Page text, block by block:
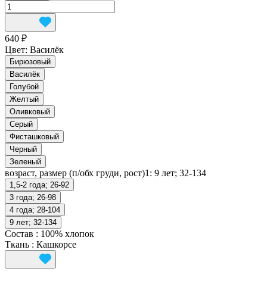
640 ₽
Цвет: Василёк
Бирюзовый
Василёк
Голубой
Желтый
Оливковый
Серый
Фисташковый
Черный
Зеленый
возраст, размер (п/обх груди, рост)1: 9 лет; 32-134
1,5-2 года; 26-92
3 года; 26-98
4 года; 28-104
9 лет; 32-134
Состав : 100% хлопок
Ткань : Кашкорсе